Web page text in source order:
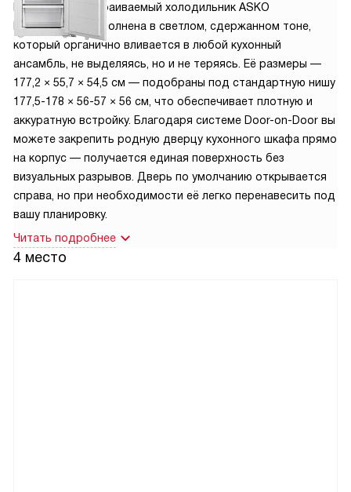
Компактный встраиваемый холодильник ASKO
RBC276DNC1 выполнена в светлом, сдержанном тоне,
который органично вливается в любой кухонный
ансамбль, не выделяясь, но и не теряясь. Её размеры —
177,2 × 55,7 × 54,5 см — подобраны под стандартную нишу
177,5-178 × 56-57 × 56 см, что обеспечивает плотную и
аккуратную встройку. Благодаря системе Door-on-Door вы
можете закрепить родную дверцу кухонного шкафа прямо
на корпус — получается единая поверхность без
визуальных разрывов. Дверь по умолчанию открывается
справа, но при необходимости её легко перенавесить под
вашу планировку.
Читать подробнее
4 место